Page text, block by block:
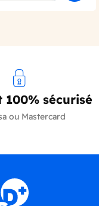
100% sécurisé
ou Mastercard